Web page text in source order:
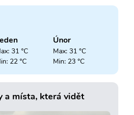
31 °C
22 °C
Únor
Max: 31 °C
Min: 23 °C
a místa, která vidět